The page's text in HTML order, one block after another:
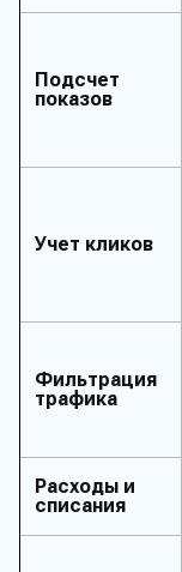
Подсчет
показов
Учет кликов
Фильтрация
трафика
Расходы и
списания